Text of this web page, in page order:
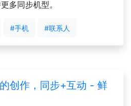
多同步机型。
#手机 #联系人
创作，同步+互动 - 鲜